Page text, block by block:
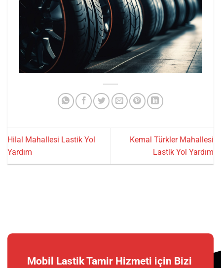
Hilal Mahallesi Lastik Yol
Yardım
Kemal Türkler Mahallesi
Lastik Yol Yardım
Mobil Lastik Tamir Hizmeti için Bizi